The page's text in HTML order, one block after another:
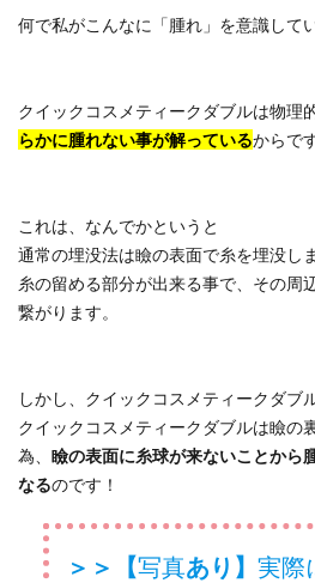
何で私がこんなに「腫れ」を意識して
クイックコスメティークダブルは物理
らかに腫れない事が解っているからで
これは、なんでかというと
通常の埋没法は瞼の表面で糸を埋没し
糸の留める部分が出来る事で、その周
繋がります。
しかし、クイックコスメティークダブ
クイックコスメティークダブルは瞼の
為、 瞼の表面に糸球が来ないことから
なるのです！
＞＞【写真あり】 実際